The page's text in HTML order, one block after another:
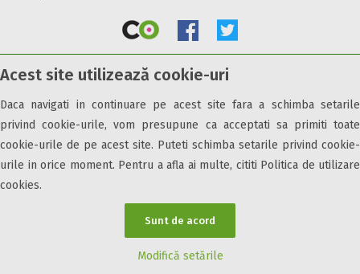
Acest site utilizează cookie-uri
Daca navigati in continuare pe acest site fara a schimba setarile
privind cookie-urile, vom presupune ca acceptati sa primiti toate
cookie-urile de pe acest site. Puteti schimba setarile privind cookie-
urile in orice moment. Pentru a afla ai multe, cititi Politica de utilizare
cookies.
Sunt de acord
Modifică setările
All inclusive
Pensiune completa
Demipensiune
Mic dejun
Accepta animale
Accepta voucher vacanta
Acces persoane cu dizabilități
Obiective turistice Informații utile Parteneri Cazare7 Harta Cazare7